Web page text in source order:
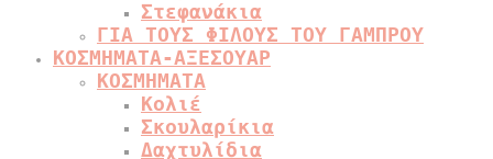
Στεφανάκια
ΓΙΑ ΤΟΥΣ ΦΙΛΟΥΣ ΤΟΥ ΓΑΜΠΡΟΥ
ΚΟΣΜΗΜΑΤΑ-ΑΞΕΣΟΥΑΡ
ΚΟΣΜΗΜΑΤΑ
Κολιέ
Σκουλαρίκια
Δαχτυλίδια